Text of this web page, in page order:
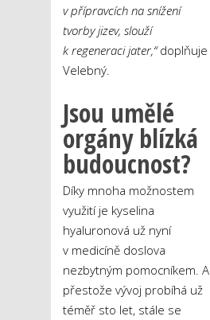
v přípravcích na snížení
tvorby jizev, slouží
k regeneraci jater,“doplňuje
Velebný.
Jsou umělé
orgány blízká
budoucnost?
Díky mnoha možnostem
využití je kyselina
hyaluronová už nyní
v medicíně doslova
nezbytným pomocníkem. A
přestože vývoj probíhá už
téměř sto let, stále se